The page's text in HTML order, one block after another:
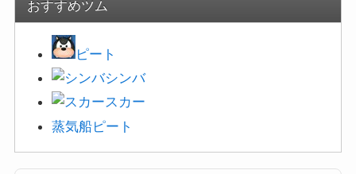
おすすめツム
ピート
シンバ
スカー
蒸気船ピート